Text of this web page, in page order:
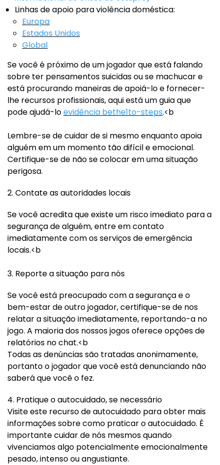
Linhas de apoio para violência doméstica:
Europa
Estados Unidos
Global
Se você é próximo de um jogador que está falando
sobre ter pensamentos suicidas ou se machucar e
está procurando maneiras de apoiá-lo e fornecer-
lhe recursos profissionais, aqui está um guia que
pode ajudá-loevidência bethe1to-steps.<b
Lembre-se de cuidar de si mesmo enquanto apoia
alguém em um momento tão difícil e emocional.
Certifique-se de não se colocar em uma situação
perigosa.
2. Contate as autoridades locais
Se você acredita que existe um risco imediato para a
segurança de alguém, entre em contato
imediatamente com os serviços de emergência
locais.<b
3. Reporte a situação para nós
Se você está preocupado com a segurança e o
bem-estar de outro jogador, certifique-se de nos
relatar a situação imediatamente, reportando-a no
jogo. A maioria dos nossos jogos oferece opções de
relatórios no chat.<b
Todas as denúncias são tratadas anonimamente,
portanto o jogador que você está denunciando não
saberá que você o fez.
4. Pratique o autocuidado, se necessário
Visite este recurso de autocuidado para obter mais
informações sobre como praticar o autocuidado. É
importante cuidar de nós mesmos quando
vivenciamos algo potencialmente emocionalmente
pesado, intenso ou angustiante.